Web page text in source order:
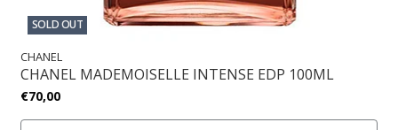
SOLD OUT
CHANEL
CHANEL MADEMOISELLE INTENSE EDP 100ML
€70,00